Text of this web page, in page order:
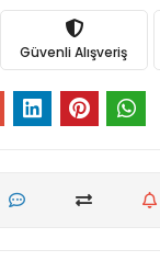
Güvenli Alışveriş